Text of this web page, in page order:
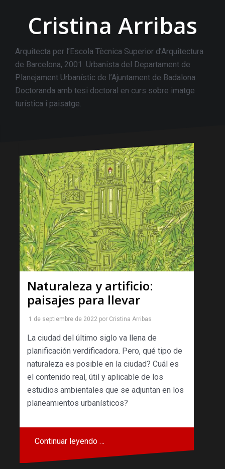
Cristina Arribas
Arquitecta per l’Escola Tècnica Superior d’Arquitectura
de Barcelona, 2001. Urbanista del Departament de
Planejament Urbanístic de l’Ajuntament de Badalona.
Doctoranda amb tesi doctoral en curs sobre imatge
turística i paisatge.
Naturaleza y artificio:
paisajes para llevar
1 de septiembre de 2022 por Cristina Arribas
La ciudad del último siglo va llena de
planificación verdificadora. Pero, qué tipo de
naturaleza es posible en la ciudad? Cuál es
el contenido real, útil y aplicable de los
estudios ambientales que se adjuntan en los
planeamientos urbanísticos?
Continuar leyendo …